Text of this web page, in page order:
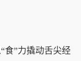
”力撬动舌尖经